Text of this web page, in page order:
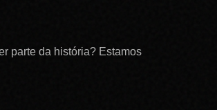
parte da história? Estamos